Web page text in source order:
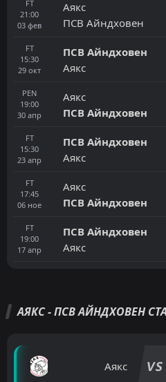
FT
21:00
03 фев
Аякс
ПСВ Айндховен
FT
15:30
29 окт
ПСВ Айндховен
Аякс
PEN
19:00
30 апр
Аякс
ПСВ Айндховен
FT
15:30
23 апр
ПСВ Айндховен
Аякс
FT
17:45
06 ное
Аякс
ПСВ Айндховен
FT
19:00
17 апр
ПСВ Айндховен
Аякс
АЯКС - ПСВ АЙНДХОВЕН
Аякс VS